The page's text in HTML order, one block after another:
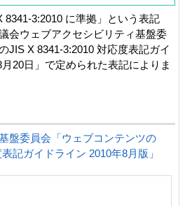
3:2010 に準拠」という表記
会ウェブアクセシビリティ基盤委
JIS X 8341-3:2010 対応度表記ガイ
20日」で定められた表記によりま
盤委員会「ウェブコンテンツの
記ガイドライン 2010年8月版」